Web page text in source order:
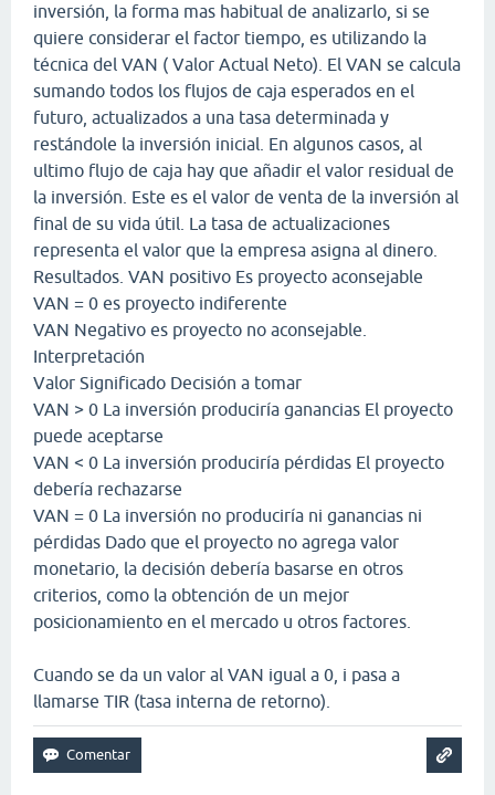
inversión, la forma mas habitual de analizarlo, si se
quiere considerar el factor tiempo, es utilizando la
técnica del VAN ( Valor Actual Neto). El VAN se calcula
sumando todos los flujos de caja esperados en el
futuro, actualizados a una tasa determinada y
restándole la inversión inicial. En algunos casos, al
ultimo flujo de caja hay que añadir el valor residual de
la inversión. Este es el valor de venta de la inversión al
final de su vida útil. La tasa de actualizaciones
representa el valor que la empresa asigna al dinero.
Resultados. VAN positivo Es proyecto aconsejable
VAN = 0 es proyecto indiferente
VAN Negativo es proyecto no aconsejable.
Interpretación
Valor Significado Decisión a tomar
VAN > 0 La inversión produciría ganancias El proyecto
puede aceptarse
VAN < 0 La inversión produciría pérdidas El proyecto
debería rechazarse
VAN = 0 La inversión no produciría ni ganancias ni
pérdidas Dado que el proyecto no agrega valor
monetario, la decisión debería basarse en otros
criterios, como la obtención de un mejor
posicionamiento en el mercado u otros factores.
Cuando se da un valor al VAN igual a 0, i pasa a
llamarse TIR (tasa interna de retorno).